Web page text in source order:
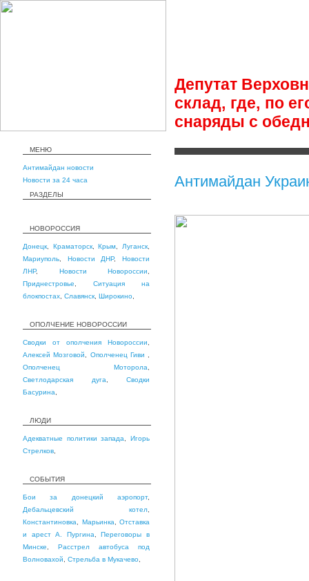
Депутат
склад, где, по
снаряды с
МЕНЮ
Антимайдан новости
Новости за 24 часа
РАЗДЕЛЫ
НОВОРОССИЯ
Донецк Краматорск,Крым Луганск
Мариуполь
Новости ДНР,Новости
ЛНР, Новости Новороссии
Приднестровье
Ситуация на
блокпостах Славянск Широкино
ОПОЛЧЕНИЕ НОВОРОССИИ
Сводки от ополчения Новороссии
Алексей Мозговой
Ополченец Гиви
Ополченец Моторола
Светлодарская дуга
Сводки
Басурина
ЛЮДИ
Адекватные политики запада ,Игорь
Стрелков
СОБЫТИЯ
Бои за донецкий аэропорт,
Дебальцевский котел
Константиновка
Марьинка
Отставка
и арест А. Пургина ,Переговоры в
Минске
Расстрел автобуса под
Волновахой
Стрельба в Мукачево
Антимайдан